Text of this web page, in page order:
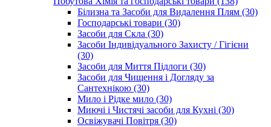
Білизна та Засоби для Видалення Плям (30)
Господарські товари (30)
Засоби для Скла (30)
Засоби Індивідуального Захисту / Гігієни
(30)
Засоби для Миття Підлоги (30)
Засоби для Чищення і Догляду за
Сантехнікою (30)
Мило і Рідке мило (30)
Миючі і Чистячі засоби для Кухні (30)
Освіжувачі Повітря (30)